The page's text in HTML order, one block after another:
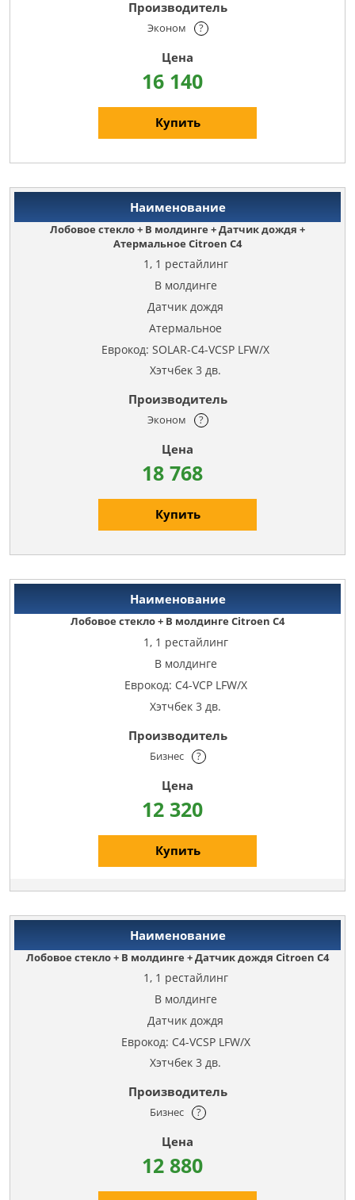
Эконом ?
16 140
Купить
Лобовое стекло + В молдинге + Датчик дождя +
Атермальное Citroen C4
1, 1 рестайлинг
В молдинге
Датчик дождя
Атермальное
Еврокод: SOLAR-C4-VCSP LFW/X
Хэтчбек 3 дв.
Эконом ?
18 768
Купить
Лобовое стекло + В молдинге Citroen C4
1, 1 рестайлинг
В молдинге
Еврокод: C4-VCP LFW/X
Хэтчбек 3 дв.
Бизнес ?
12 320
Купить
Лобовое стекло + В молдинге + Датчик дождя Citroen C4
1, 1 рестайлинг
В молдинге
Датчик дождя
Еврокод: C4-VCSP LFW/X
Хэтчбек 3 дв.
Бизнес ?
12 880